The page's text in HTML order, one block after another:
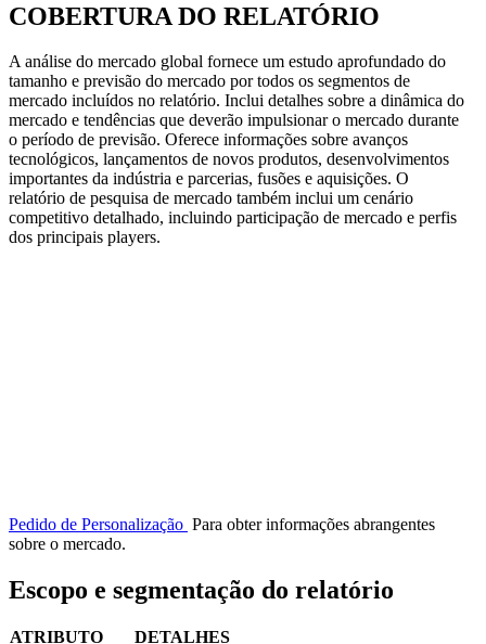
COBERTURA DO RELATÓRIO
A análise do mercado global fornece um estudo aprofundado do
tamanho e previsão do mercado por todos os segmentos de
mercado incluídos no relatório. Inclui detalhes sobre a dinâmica do
mercado e tendências que deverão impulsionar o mercado durante
o período de previsão. Oferece informações sobre avanços
tecnológicos, lançamentos de novos produtos, desenvolvimentos
importantes da indústria e parcerias, fusões e aquisições. O
relatório de pesquisa de mercado também inclui um cenário
competitivo detalhado, incluindo participação de mercado e perfis
dos principais players.
Pedido de Personalização Para obter informações abrangentes
sobre o mercado.
Escopo e segmentação do relatório
ATRIBUTO DETALHES